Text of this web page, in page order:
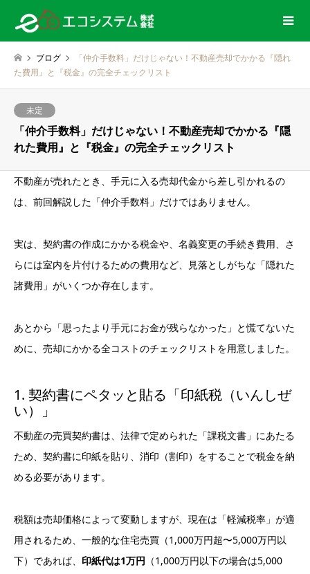
ブログ
「仲介手数料」だけじゃない！不動産売却でかかる『隠れ
た費用』と『税金』の完全チェックリスト
未定
「仲介手数料」だけじゃない！不動産売却でかかる『隠
れた費用』と『税金』の完全チェックリスト
不動産が売れたとき、手元に入る売却代金から差し引かれるの
は、前回解説した「仲介手数料」だけではありません。
実は、契約書の作成にかかる税金や、名義変更の手続き費用、さ
らには室内を片付けるための費用など、見落としがちな「隠れた
諸費用」がいくつか存在します。
あとから「思ったより手元にお金が残らなかった」と慌てないた
めに、売却にかかる全コストのチェックリストを用意しました。
1. 契約書にペタッと貼る「印紙税（いんしぜ
い）」
不動産の売買契約書は、法律で定められた「課税文書」にあたる
ため、契約書に印紙を貼り、消印（割印）をすることで税金を納
める必要があります。
税額は売却価格によって変動しますが、現在は「軽減税率」が適
用されるため、一般的な住宅売買（1,000万円超〜5,000万円以
下）であれば、 印紙代は1万円 （1,000万円以下の場合は5,000